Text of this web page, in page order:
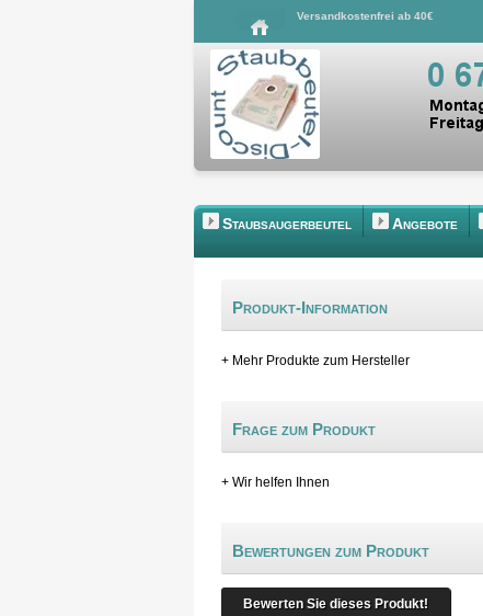
Versandkostenfrei ab 40€
Staubsaugerbeutel Angebote
Produkt-Information
+ Mehr Produkte zum Hersteller
Frage zum Produkt
+ Wir helfen Ihnen
Bewertungen zum Produkt
Bewerten Sie dieses Produkt!